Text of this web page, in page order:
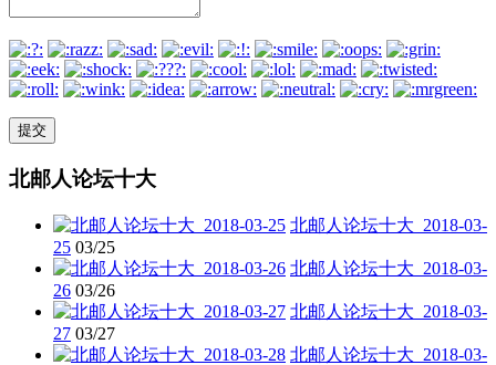
北邮人论坛十大
北邮人论坛十大_2018-03-
25 03/25
北邮人论坛十大_2018-03-
26 03/26
北邮人论坛十大_2018-03-
27 03/27
北邮人论坛十大_2018-03-